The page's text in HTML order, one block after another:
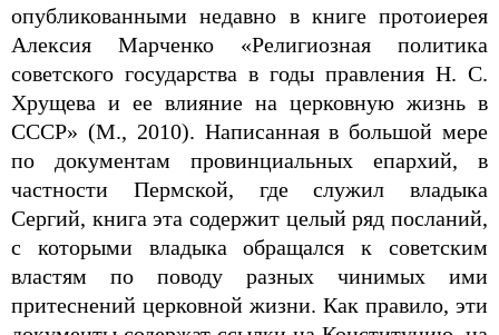
опубликованными недавно в книге протоиерея
Алексия Марченко «Религиозная политика
советского государства в годы правления Н. С.
Хрущева и ее влияние на церковную жизнь в
СССР» (М., 2010). Написанная в большой мере
по документам провинциальных епархий, в
частности Пермской, где служил владыка
Сергий, книга эта содержит целый ряд посланий,
с которыми владыка обращался к советским
властям по поводу разных чинимых ими
притеснений церковной жизни. Как правило, эти